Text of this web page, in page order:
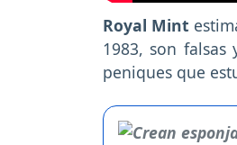
Royal Mint
1983, son
peniques que